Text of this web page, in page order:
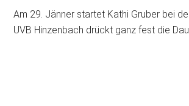
Am 29. Jänner startet Kathi Gruber bei
UVB Hinzenbach drückt ganz fest die